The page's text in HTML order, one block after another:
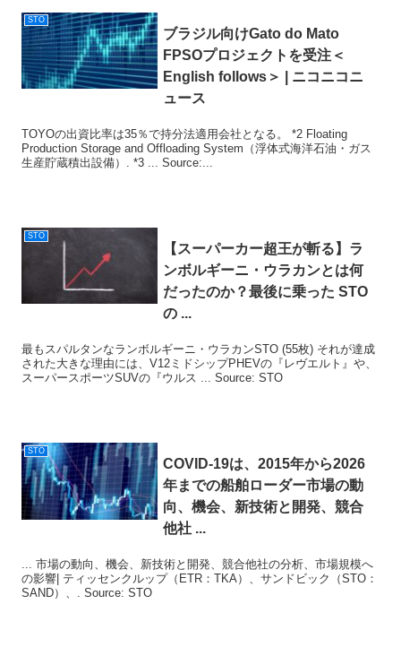
STO
ブラジル向けGato do Mato
FPSOプロジェクトを受注＜
English follows＞ | ニコニコニ
ュース
TOYOの出資比率は35％で持分法適用会社となる。 *2 Floating
Production Storage and Offloading System（浮体式海洋石油・ガス
生産貯蔵積出設備）. *3 ... Source:...
STO
【スーパーカー超王が斬る】ラ
ンボルギーニ・ウラカンとは何
だったのか？最後に乗ったSTO
の ...
最もスパルタンなランボルギーニ・ウラカンSTO (55枚) それが達成
された大きな理由には、V12ミドシップPHEVの『レヴエルト』や、
スーパースポーツSUVの『ウルス ... Source: STO
STO
COVID-19は、2015年から2026
年までの船舶ローダー市場の動
向、機会、新技術と開発、競合
他社 ...
... 市場の動向、機会、新技術と開発、競合他社の分析、市場規模へ
の影響| ティッセンクルップ（ETR：TKA）、サンドビック（STO：
SAND）、. Source: STO